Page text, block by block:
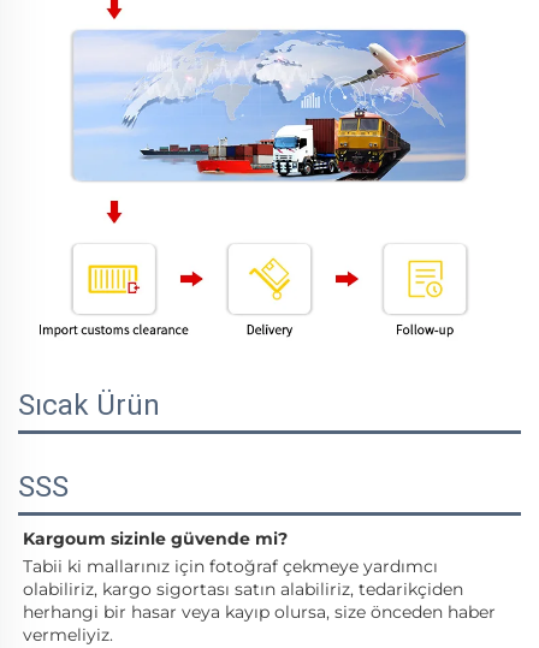
Sıcak Ürün
SSS
Kargoum sizinle güvende mi?
Tabii ki mallarınız için fotoğraf çekmeye yardımcı
olabiliriz, kargo sigortası satın alabiliriz, tedarikçiden
herhangi bir hasar veya kayıp olursa, size önceden haber
vermeliyiz.